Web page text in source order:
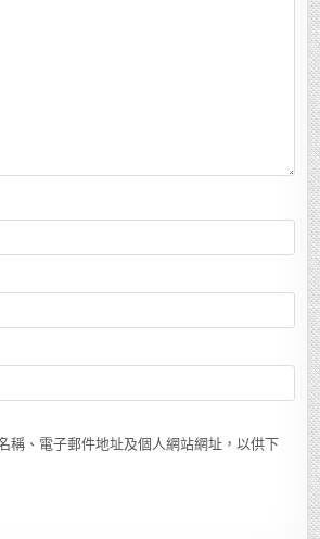
稱、電子郵件地址及個人網站網址，以供下